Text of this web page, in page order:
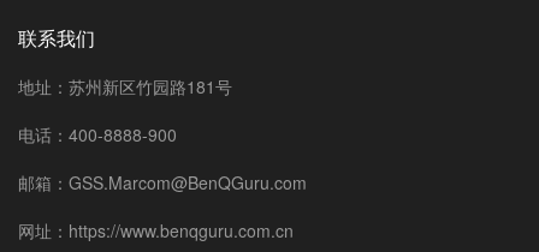
联系我们
地址：苏州新区竹园路181号
电话：400-8888-900
邮箱：GSS.Marcom@BenQGuru.com
网址：https://www.benqguru.com.cn